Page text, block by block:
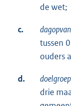
de wet;
c.
tussen
ouders
d.
drie